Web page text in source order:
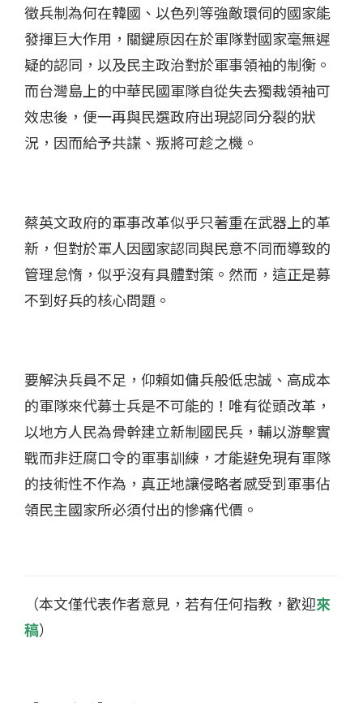
徵兵制為何在韓國、以色列等強敵環伺的國家能
發揮巨大作用，關鍵原因在於軍隊對國家毫無遲
疑的認同，以及民主政治對於軍事領袖的制衡。
而台灣島上的中華民國軍隊自從失去獨裁領袖可
效忠後，便一再與民選政府出現認同分裂的狀
況，因而給予共諜、叛將可趁之機。
蔡英文政府的軍事改革似乎只著重在武器上的革
新，但對於軍人因國家認同與民意不同而導致的
管理怠惰，似乎沒有具體對策。然而，這正是募
不到好兵的核心問題。
要解決兵員不足，仰賴如傭兵般低忠誠、高成本
的軍隊來代募士兵是不可能的！唯有從頭改革，
以地方人民為骨幹建立新制國民兵，輔以游擊實
戰而非迂腐口令的軍事訓練，才能避免現有軍隊
的技術性不作為，真正地讓侵略者感受到軍事佔
領民主國家所必須付出的慘痛代價。
（本文僅代表作者意見，若有任何指教，歡迎來
稿）